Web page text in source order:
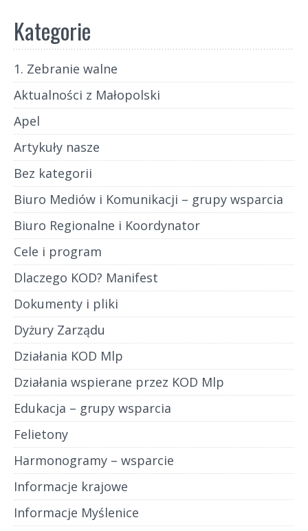
Kategorie
1. Zebranie walne
Aktualności z Małopolski
Apel
Artykuły nasze
Bez kategorii
Biuro Mediów i Komunikacji – grupy wsparcia
Biuro Regionalne i Koordynator
Cele i program
Dlaczego KOD? Manifest
Dokumenty i pliki
Dyżury Zarządu
Działania KOD Mlp
Działania wspierane przez KOD Mlp
Edukacja – grupy wsparcia
Felietony
Harmonogramy – wsparcie
Informacje krajowe
Informacje Myślenice